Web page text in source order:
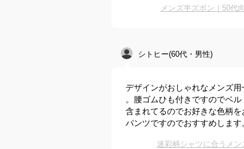
メンズ半ズボン｜50代
シトヒー(60代・男性)
デザインがおしゃれなメンズ
。腰ゴムひも付きですのでベ
含まれてるのでお好きな色柄
パンツですのでおすすめします
迷彩柄シャツに合うメ